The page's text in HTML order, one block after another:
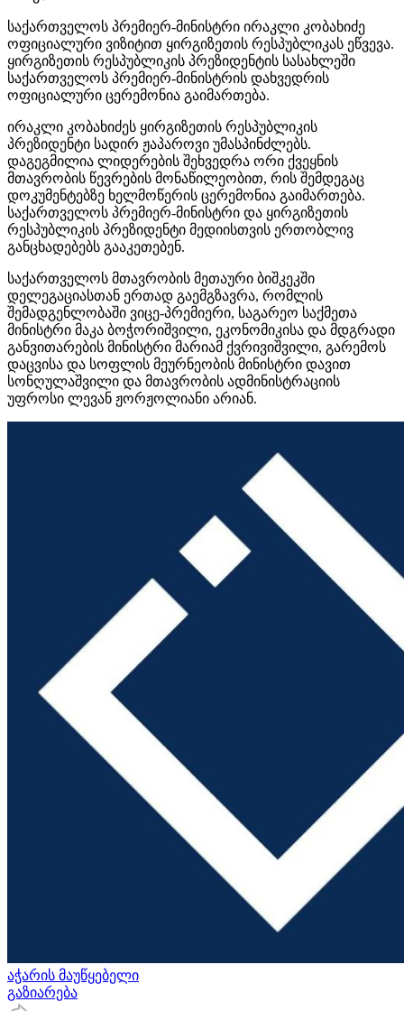
საქართველოს პრემიერ-მინისტრი ირაკლი კობახიძე
ოფიციალური ვიზიტით ყირგიზეთის რესპუბლიკას ეწვევა.
ყირგიზეთის რესპუბლიკის პრეზიდენტის სასახლეში
საქართველოს პრემიერ-მინისტრის დახვედრის
ოფიციალური ცერემონია გაიმართება.
ირაკლი კობახიძეს ყირგიზეთის რესპუბლიკის
პრეზიდენტი სადირ ჟაპაროვი უმასპინძლებს.
დაგეგმილია ლიდერების შეხვედრა ორი ქვეყნის
მთავრობის წევრების მონაწილეობით, რის შემდეგაც
დოკუმენტებზე ხელმოწერის ცერემონია გაიმართება.
საქართველოს პრემიერ-მინისტრი და ყირგიზეთის
რესპუბლიკის პრეზიდენტი მედიისთვის ერთობლივ
განცხადებებს გააკეთებენ.
საქართველოს მთავრობის მეთაური ბიშკეკში
დელეგაციასთან ერთად გაემგზავრა, რომლის
შემადგენლობაში ვიცე-პრემიერი, საგარეო საქმეთა
მინისტრი მაკა ბოჭორიშვილი, ეკონომიკისა და მდგრადი
განვითარების მინისტრი მარიამ ქვრივიშვილი, გარემოს
დაცვისა და სოფლის მეურნეობის მინისტრი დავით
სონღულაშვილი და მთავრობის ადმინისტრაციის
უფროსი ლევან ჟორჟოლიანი არიან.
აჭარის მაუწყებელი
გაზიარება